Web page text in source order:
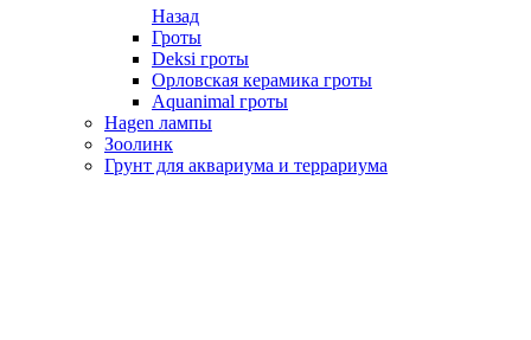
Назад
Гроты
Deksi гроты
Орловская керамика гроты
Aquanimal гроты
Hagen лампы
Зоолинк
Грунт для аквариума и террариума